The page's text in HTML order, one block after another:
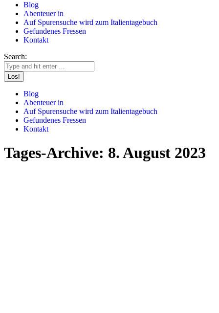
Blog
Abenteuer in
Auf Spurensuche wird zum Italientagebuch
Gefundenes Fressen
Kontakt
Search:
Blog
Abenteuer in
Auf Spurensuche wird zum Italientagebuch
Gefundenes Fressen
Kontakt
Tages-Archive: 8. August 2023